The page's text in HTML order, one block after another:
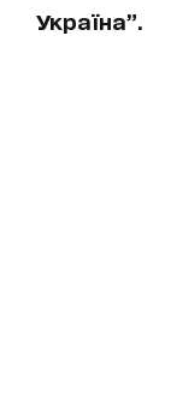
Україна”.